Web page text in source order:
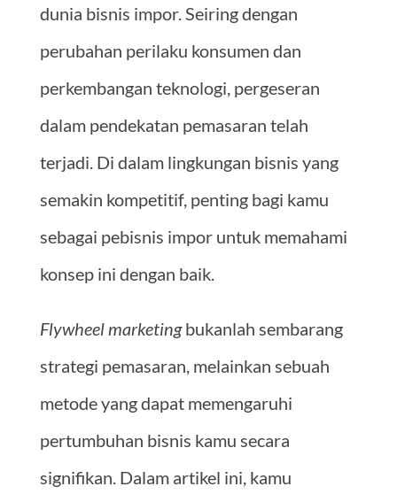
dunia bisnis impor. Seiring dengan
perubahan perilaku konsumen dan
perkembangan teknologi, pergeseran
dalam pendekatan pemasaran telah
terjadi. Di dalam lingkungan bisnis yang
semakin kompetitif, penting bagi kamu
sebagai pebisnis impor untuk memahami
konsep ini dengan baik.
Flywheel marketingbukanlah sembarang
strategi pemasaran, melainkan sebuah
metode yang dapat memengaruhi
pertumbuhan bisnis kamu secara
signifikan. Dalam artikel ini, kamu